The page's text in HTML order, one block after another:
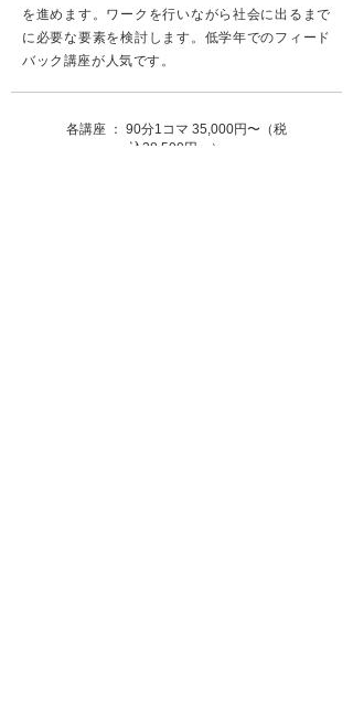
各講座 ： 90分1コマ 35,000円〜（税
込38,500円〜）
を進めます。ワークを行いながら社会に出るまで
に必要な要素を検討します。低学年でのフィード
バック講座が人気です。